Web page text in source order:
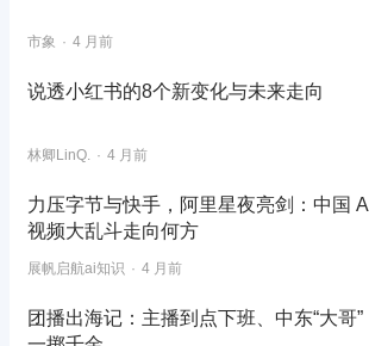
市象 4 月前
说透小红书的8个新变化与未来走向
林卿LinQ. 4 月前
力压字节与快手，阿里星夜亮剑：中国 AI
视频大乱斗走向何方
展帆启航ai知识 4 月前
团播出海记：主播到点下班、中东“大哥”